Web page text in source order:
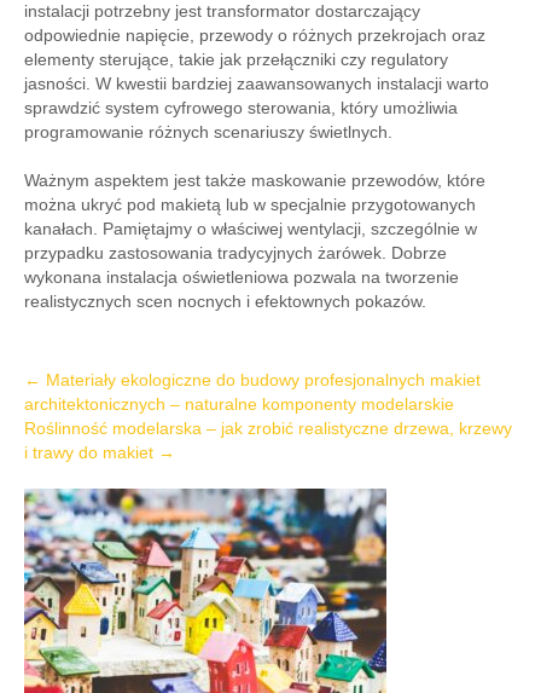
instalacji potrzebny jest transformator dostarczający
odpowiednie napięcie, przewody o różnych przekrojach oraz
elementy sterujące, takie jak przełączniki czy regulatory
jasności. W kwestii bardziej zaawansowanych instalacji warto
sprawdzić system cyfrowego sterowania, który umożliwia
programowanie różnych scenariuszy świetlnych.
Ważnym aspektem jest także maskowanie przewodów, które
można ukryć pod makietą lub w specjalnie przygotowanych
kanałach. Pamiętajmy o właściwej wentylacji, szczególnie w
przypadku zastosowania tradycyjnych żarówek. Dobrze
wykonana instalacja oświetleniowa pozwala na tworzenie
realistycznych scen nocnych i efektownych pokazów.
Post
navigation
← Materiały ekologiczne do budowy profesjonalnych makiet
architektonicznych – naturalne komponenty modelarskie
Roślinność modelarska – jak zrobić realistyczne drzewa, krzewy
i trawy do makiet →